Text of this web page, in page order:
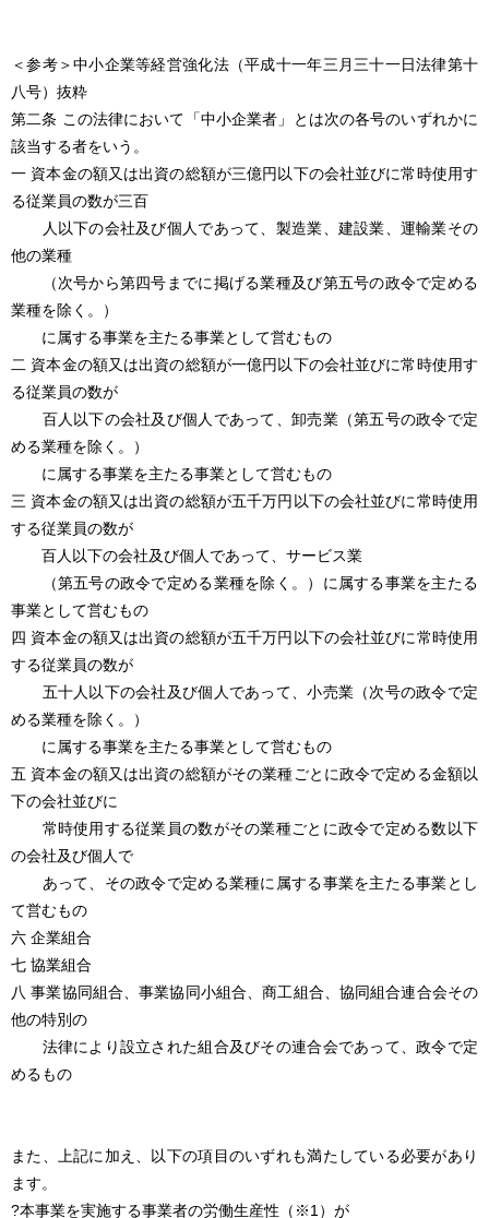
＜参考＞中小企業等経営強化法（平成十一年三月三十一日法律第十
八号）抜粋
第二条 この法律において「中小企業者」とは次の各号のいずれかに
該当する者をいう。
一 資本金の額又は出資の総額が三億円以下の会社並びに常時使用す
る従業員の数が三百
人以下の会社及び個人であって、製造業、建設業、運輸業その
他の業種
（次号から第四号までに掲げる業種及び第五号の政令で定める
業種を除く。）
に属する事業を主たる事業として営むもの
二 資本金の額又は出資の総額が一億円以下の会社並びに常時使用す
る従業員の数が
百人以下の会社及び個人であって、卸売業（第五号の政令で定
める業種を除く。）
に属する事業を主たる事業として営むもの
三 資本金の額又は出資の総額が五千万円以下の会社並びに常時使用
する従業員の数が
百人以下の会社及び個人であって、サービス業
（第五号の政令で定める業種を除く。）に属する事業を主たる
事業として営むもの
四 資本金の額又は出資の総額が五千万円以下の会社並びに常時使用
する従業員の数が
五十人以下の会社及び個人であって、小売業（次号の政令で定
める業種を除く。）
に属する事業を主たる事業として営むもの
五 資本金の額又は出資の総額がその業種ごとに政令で定める金額以
下の会社並びに
常時使用する従業員の数がその業種ごとに政令で定める数以下
の会社及び個人で
あって、その政令で定める業種に属する事業を主たる事業とし
て営むもの
六 企業組合
七 協業組合
八 事業協同組合、事業協同小組合、商工組合、協同組合連合会その
他の特別の
法律により設立された組合及びその連合会であって、政令で定
めるもの
また、上記に加え、以下の項目のいずれも満たしている必要があり
ます。
?本事業を実施する事業者の労働生産性（※1）が